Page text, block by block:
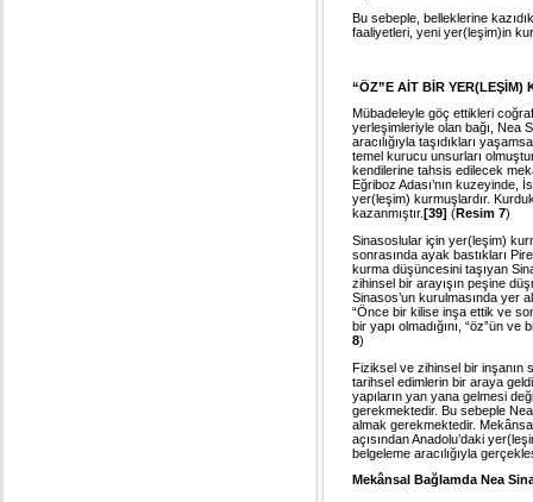
Bu sebeple, belleklerine
faaliyetleri, yeni yer(leşim)in
“ÖZ”E AİT BİR YER(LEŞİM)
Mübadeleyle göç ettikleri
yerleşimleriyle olan bağı, Nea
aracılığıyla taşıdıkları
temel kurucu unsurları
kendilerine tahsis edilecek
Eğriboz Adası’nın kuzeyinde,
yer(leşim) kurmuşlardır.
kazanmıştır. [39] (Resim 7)
Sinasoslular için yer(leşim)
sonrasında ayak bastıkları
kurma düşüncesini taşıyan
zihinsel bir arayışın peşine
Sinasos’un kurulmasında yer
“Önce bir kilise inşa ettik ve
bir yapı olmadığını, “öz”ün ve
8)
Fiziksel ve zihinsel bir inşanın
tarihsel edimlerin bir araya
yapıların yan yana gelmesi
gerekmektedir. Bu sebeple
almak gerekmektedir.
açısından Anadolu’daki
belgeleme aracılığıyla
Mekânsal Bağlamda Nea